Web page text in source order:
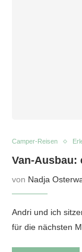
Camper-Reisen
Van-Ausbau:
von Nadja
Andri und ich
für die nächsten